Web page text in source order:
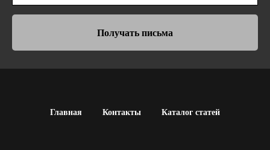
Получать письма
Главная Контакты Каталог статей